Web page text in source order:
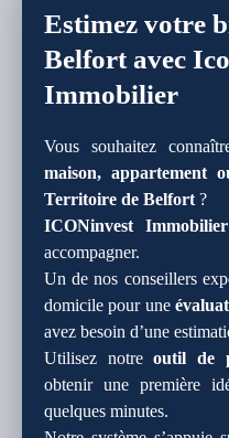
Estimez votre
Belfort avec
Immobilier
Vous souhaitez
maison, appartement
Territoire de Belfort ?
ICONinvest Immobilier
accompagner.
Un de nos conseillers
domicile pour une
avez besoin d’une
Utilisez notreoutil de
obtenir une première
quelques minutes.